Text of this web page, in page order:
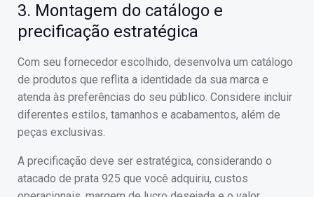
3. Montagem do catálogo e
precificação estratégica
Com seu fornecedor escolhido, desenvolva um catálogo
de produtos que reflita a identidade da sua marca e
atenda às preferências do seu público. Considere incluir
diferentes estilos, tamanhos e acabamentos, além de
peças exclusivas.
A precificação deve ser estratégica, considerando o
atacado de prata 925 que você adquiriu, custos